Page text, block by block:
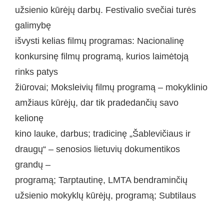
užsienio kūrėjų darbų. Festivalio svečiai turės
galimybę
išvysti kelias filmų programas: Nacionalinę
konkursinę filmų programą, kurios laimėtoją
rinks patys
žiūrovai; Moksleivių filmų programą – mokyklinio
amžiaus kūrėjų, dar tik pradedančių savo
kelionę
kino lauke, darbus; tradicinę „Šablevičiaus ir
draugų“ – senosios lietuvių dokumentikos
grandų –
programą; Tarptautinę, LMTA bendraminčių
užsienio mokyklų kūrėjų, programą; Subtilaus